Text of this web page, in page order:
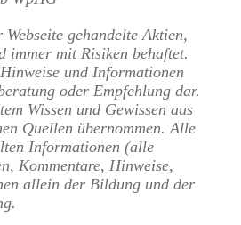
gehandelte Aktien,
immer mit Risiken behaftet.
und Informationen
oder Empfehlung dar.
Wissen und Gewissen aus
Quellen übernommen. Alle
Informationen (alle
Kommentare, Hinweise,
allein der Bildung und der